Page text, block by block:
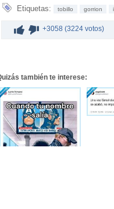
Etiquetas: tobillo gorrion
+3058 (3224 votos)
también te interese: